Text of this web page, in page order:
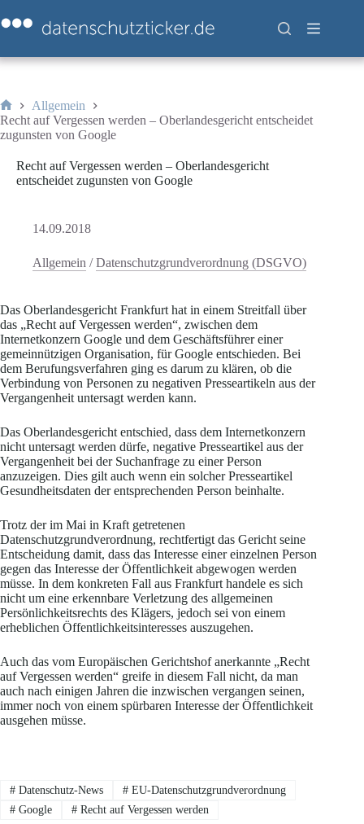
Inhalt
springen
Start
Allgemein
Recht auf Vergessen werden – Oberlandesgericht entscheidet
zugunsten von Google
Recht auf Vergessen werden – Oberlandesgericht
entscheidet zugunsten von Google
14.09.2018
Allgemein /Datenschutzgrundverordnung (DSGVO)
Das Oberlandesgericht Frankfurt hat in einem Streitfall über
das „Recht auf Vergessen werden“, zwischen dem
Internetkonzern Google und dem Geschäftsführer einer
gemeinnützigen Organisation, für Google entschieden. Bei
dem Berufungsverfahren ging es darum zu klären, ob die
Verbindung von Personen zu negativen Presseartikeln aus der
Vergangenheit untersagt werden kann.
Das Oberlandesgericht entschied, dass dem Internetkonzern
nicht untersagt werden dürfe, negative Presseartikel aus der
Vergangenheit bei der Suchanfrage zu einer Person
anzuzeigen. Dies gilt auch wenn ein solcher Presseartikel
Gesundheitsdaten der entsprechenden Person beinhalte.
Trotz der im Mai in Kraft getretenen
Datenschutzgrundverordnung, rechtfertigt das Gericht seine
Entscheidung damit, dass das Interesse einer einzelnen Person
gegen das Interesse der Öffentlichkeit abgewogen werden
müsse. In dem konkreten Fall aus Frankfurt handele es sich
nicht um eine erkennbare Verletzung des allgemeinen
Persönlichkeitsrechts des Klägers, jedoch sei von einem
erheblichen Öffentlichkeitsinteresses auszugehen.
Auch das vom Europäischen Gerichtshof anerkannte „Recht
auf Vergessen werden“ greife in diesem Fall nicht, da man
auch nach einigen Jahren die inzwischen vergangen seinen,
immer noch von einem spürbaren Interesse der Öffentlichkeit
ausgehen müsse.
#Datenschutz-News #EU-Datenschutzgrundverordnung
#Google #Recht auf Vergessen werden